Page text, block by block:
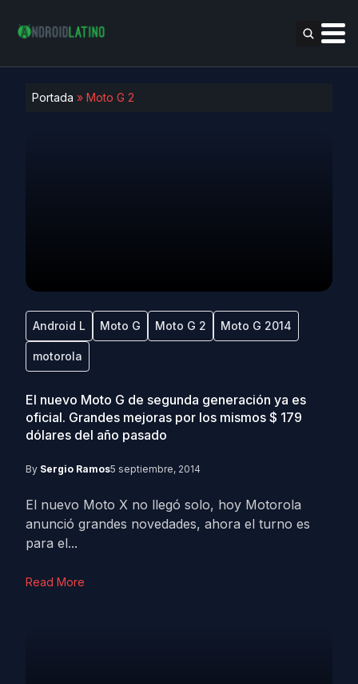
Portada » Moto G 2
Android L Moto G Moto G 2 Moto G 2014
motorola
El nuevo Moto G de segunda generación ya es
oficial. Grandes mejoras por los mismos $ 179
dólares del año pasado
By Sergio Ramos5 septiembre, 2014
El nuevo Moto X no llegó solo, hoy Motorola
anunció grandes novedades, ahora el turno es
para el...
Read More